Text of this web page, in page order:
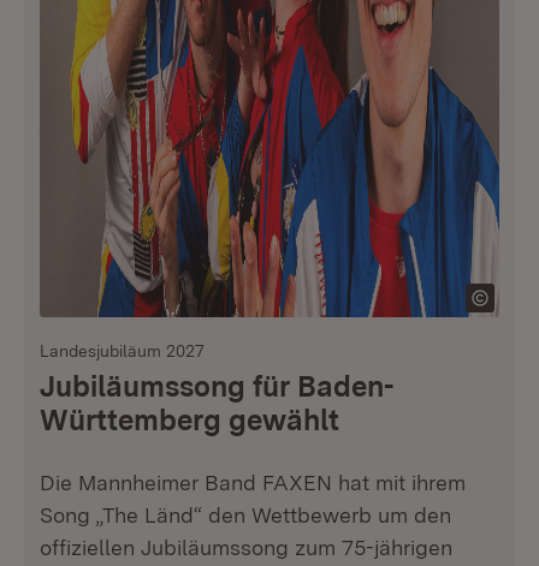
Landesjubiläum 2027
Jubiläumssong für Baden-
Württemberg gewählt
Die Mannheimer Band FAXEN hat mit ihrem
Song „The Länd“ den Wettbewerb um den
offiziellen Jubiläumssong zum 75-jährigen